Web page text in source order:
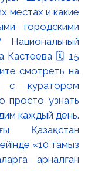
местах и какие
городскими
Национальный
Кастеева 🗓 15
смотреть на
с куратором
просто узнать
каждый день.